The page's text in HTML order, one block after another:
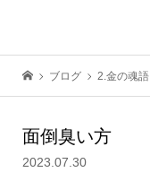
ブログ 2.金の魂語
面倒臭い方
2023.07.30